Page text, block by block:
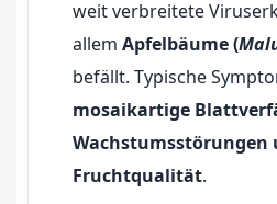
weit verbreitete
allem Apfelbäume (
befällt. Typische
mosaikartige
Wachstumsstörungen
Fruchtqualität.